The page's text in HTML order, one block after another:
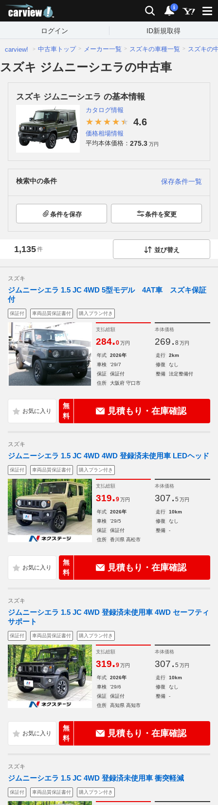
検索 通知
i
ログイン ID新規取得
carview! 中古車トップ メーカー一覧 スズキの車種一覧 スズキの
スズキ ジムニーシエラの中古車
スズキ ジムニーシエラ の基本情報
カタログ情報
4.6
価格相場情報
平均本体価格： 275.3 万円
検索中の条件 保存条件一覧
条件を保存 条件を変更
1,135件 並び替え
スズキ
ジムニーシエラ 1.5 JC 4WD 5型モデル 4AT車 スズキ保証
付
保証付 車両品質保証書付 購入プラン付き
支払総額
284.0 万円
本体価格
269. 8 万円
年式 2026年 走行
2km
車検
'29/7 修復
なし
保証
保証付 整備
法定整備付
住所
大阪府 守口市
無
料
見積もり・在庫確認
スズキ
ジムニーシエラ 1.5 JC 4WD 4WD 登録済未使用車 LEDヘッド
保証付 車両品質保証書付 購入プラン付き
支払総額
319.9 万円
本体価格
307. 5 万円
年式 2026年 走行
10km
車検
'29/5 修復
なし
保証
保証付 整備
-
住所
香川県 高松市
無
料
見積もり・在庫確認
スズキ
ジムニーシエラ 1.5 JC 4WD 登録済未使用車 4WD セーフティ
サポート
保証付 車両品質保証書付 購入プラン付き
支払総額
319.9 万円
本体価格
307. 5 万円
年式 2026年 走行
10km
車検
'29/6 修復
なし
保証
保証付 整備
-
住所
高知県 高知市
無
料
見積もり・在庫確認
スズキ
ジムニーシエラ 1.5 JC 4WD 登録済未使用車 衝突軽減
保証付 車両品質保証書付 購入プラン付き